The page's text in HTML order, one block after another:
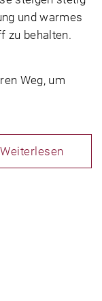
und warmes
zu behalten.
Weg, um
Weiterlesen